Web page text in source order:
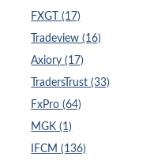
FXGT (17)
Tradeview (16)
Axiory (17)
TradersTrust (33)
FxPro (64)
MGK (1)
IFCM (136)